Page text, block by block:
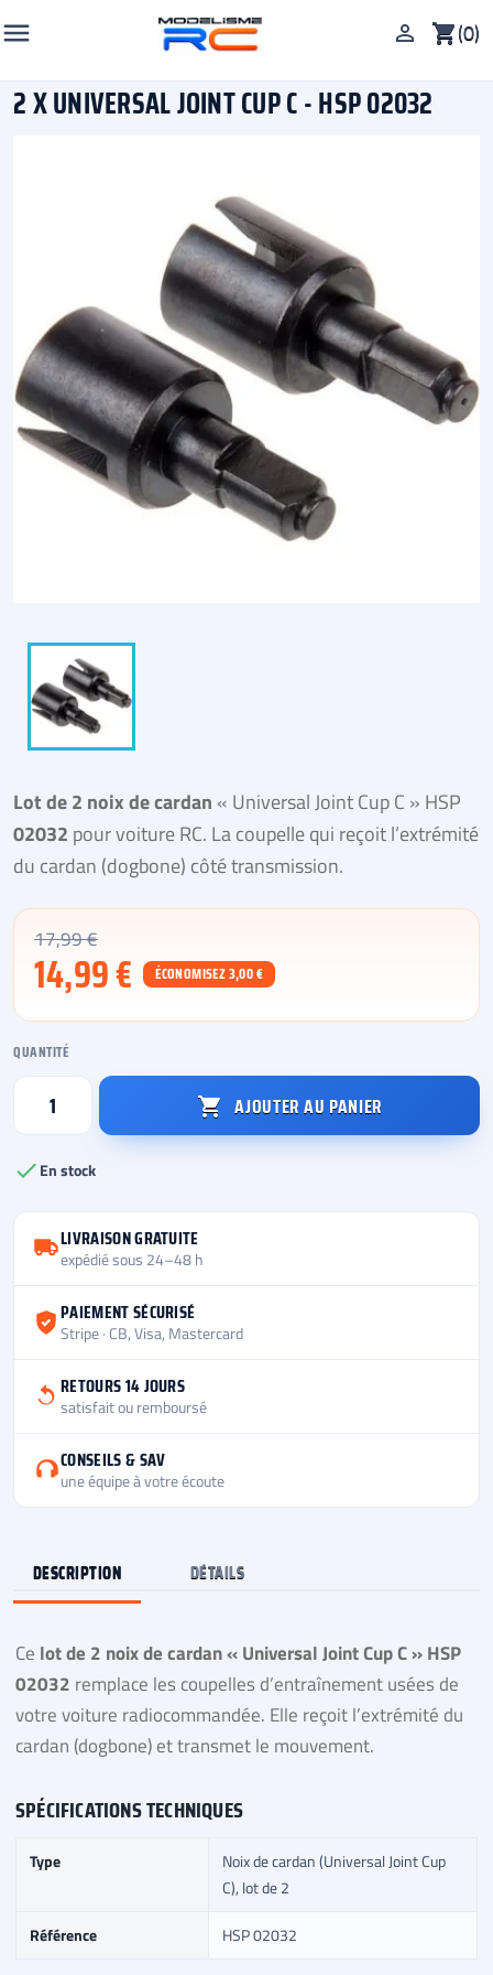
 shopping_cart(0)

2 X UNIVERSAL JOINT CUP C - HSP 02032
Lot de 2 noix de cardan« Universal Joint Cup C » HSP
02032 pour voiture RC. La coupelle qui reçoit l’extrémité
du cardan (dogbone) côté transmission.
17,99 €
14,99 € ÉCONOMISEZ 3,00 €
QUANTITÉ
 AJOUTER AU PANIER
En stock
LIVRAISON GRATUITE
expédié sous 24–48 h
PAIEMENT SÉCURISÉ
Stripe · CB, Visa, Mastercard
RETOURS 14 JOURS
satisfait ou remboursé
CONSEILS & SAV
une équipe à votre écoute
DESCRIPTION DÉTAILS
Ce lot de 2 noix de cardan « Universal Joint Cup C » HSP
02032 remplace les coupelles d’entraînement usées de
votre voiture radiocommandée. Elle reçoit l’extrémité du
cardan (dogbone) et transmet le mouvement.
SPÉCIFICATIONS TECHNIQUES
Type
Noix de cardan (Universal Joint Cup
C), lot de 2
Référence HSP 02032